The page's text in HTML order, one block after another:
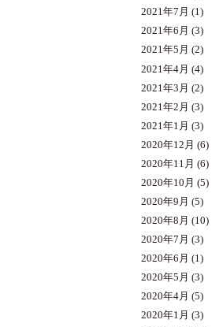
2021年7月 (1)
2021年6月 (3)
2021年5月 (2)
2021年4月 (4)
2021年3月 (2)
2021年2月 (3)
2021年1月 (3)
2020年12月 (6)
2020年11月 (6)
2020年10月 (5)
2020年9月 (5)
2020年8月 (10)
2020年7月 (3)
2020年6月 (1)
2020年5月 (3)
2020年4月 (5)
2020年1月 (3)